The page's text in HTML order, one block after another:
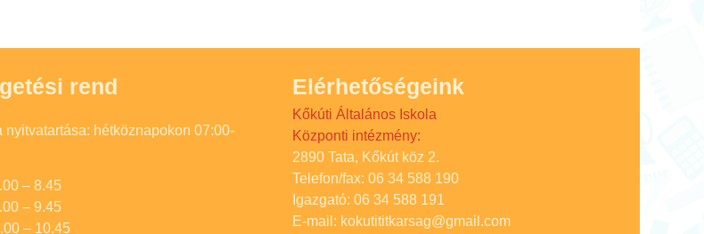
rend
nyitvatartása: hétköznapokon 07:00-
– 8.45
– 9.45
– 10.45
Elérhetőségeink
Kőkúti Általános Iskola
Központi intézmény:
2890 Tata, Kőkút köz 2.
Telefon/fax: 06 34 588 190
Igazgató: 06 34 588 191
E-mail: kokutititkarsag@gmail.com